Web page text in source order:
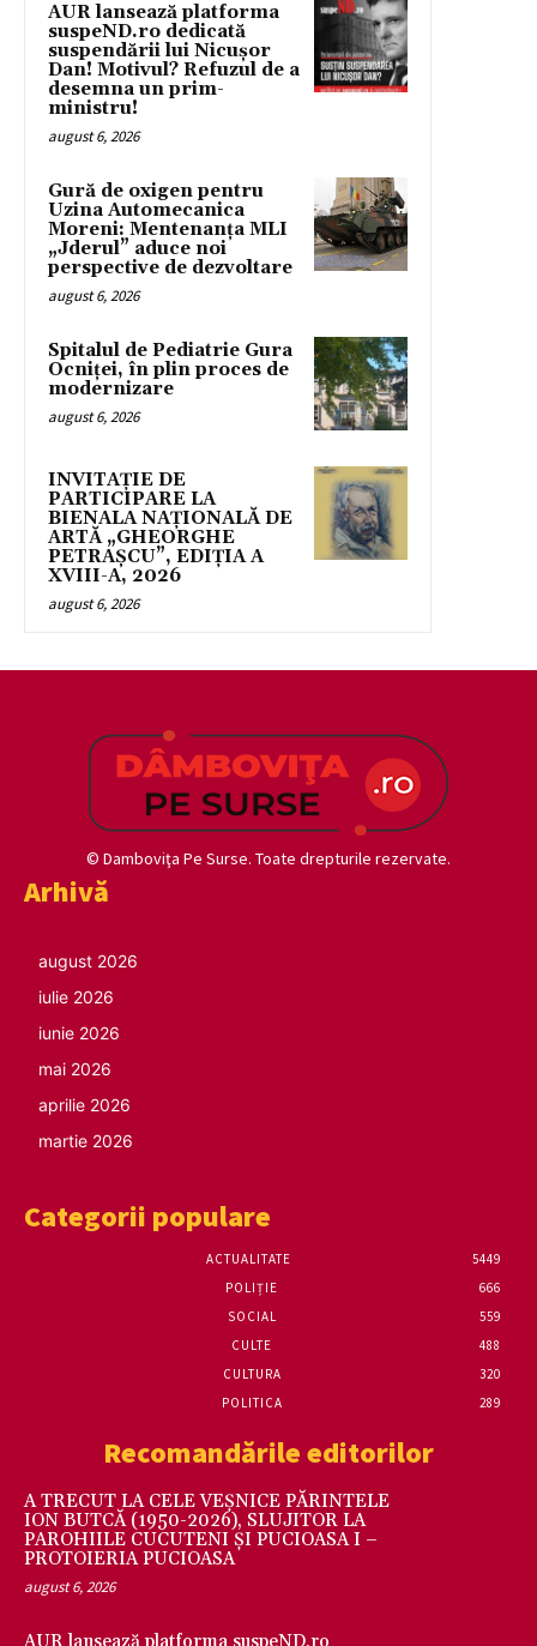
AUR lansează platforma
suspeND.ro dedicată
suspendării lui Nicușor
Dan! Motivul? Refuzul de a
desemna un prim-
ministru!
august 6, 2026
Gură de oxigen pentru
Uzina Automecanica
Moreni: Mentenanța MLI
„Jderul” aduce noi
perspective de dezvoltare
august 6, 2026
Spitalul de Pediatrie Gura
Ocniței, în plin proces de
modernizare
august 6, 2026
INVITAȚIE DE
PARTICIPARE LA
BIENALA NAȚIONALĂ DE
ARTĂ „GHEORGHE
PETRAȘCU”, EDIŢIA A
XVIII-A, 2026
august 6, 2026
© Damboviţa Pe Surse. Toate drepturile rezervate.
Arhivă
august 2026
iulie 2026
iunie 2026
mai 2026
aprilie 2026
martie 2026
Categorii populare
ACTUALITATE
5449
POLIȚIE
666
SOCIAL
559
CULTE
488
CULTURA
320
POLITICA
289
Recomandările editorilor
A TRECUT LA CELE VEȘNICE PĂRINTELE
ION BUTCĂ (1950-2026), SLUJITOR LA
PAROHIILE CUCUTENI ȘI PUCIOASA I –
PROTOIERIA PUCIOASA
august 6, 2026